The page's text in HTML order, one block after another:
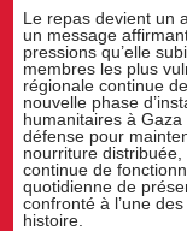
Le repas devient un
un message
pressions qu’elle
membres les plus
régionale continue
nouvelle phase
humanitaires à
défense pour
nourriture
continue de
quotidienne de
confronté à l’une
histoire.